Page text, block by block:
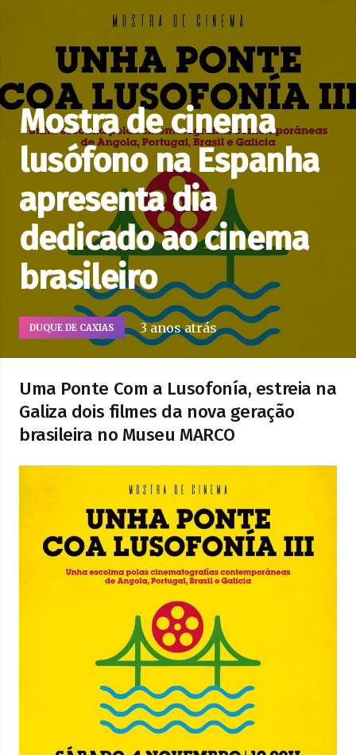
Mostra de cinema
lusófono na Espanha
apresenta dia
dedicado ao cinema
brasileiro
DUQUE DE CAXIAS 3 anos atrás
Uma Ponte Com a Lusofonía, estreia na
Galiza dois filmes da nova geração
brasileira no Museu MARCO